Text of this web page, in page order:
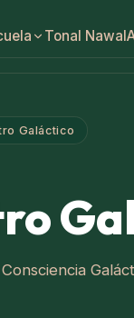
Tonal Nawal
Galáctico